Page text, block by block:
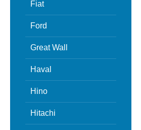
Fiat
Ford
Great Wall
Haval
Hino
Hitachi